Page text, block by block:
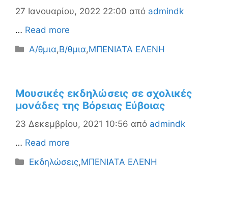
27 Ιανουαρίου, 2022 22:00 από admindk
… Read more
Κατηγορίες
Α/θμια,Β/θμια,ΜΠΕΝΙΑΤΑ ΕΛΕΝΗ
Μουσικές εκδηλώσεις σε σχολικές
μονάδες της Βόρειας Εύβοιας
23 Δεκεμβρίου, 2021 10:56 από admindk
… Read more
Κατηγορίες
Εκδηλώσεις,ΜΠΕΝΙΑΤΑ ΕΛΕΝΗ